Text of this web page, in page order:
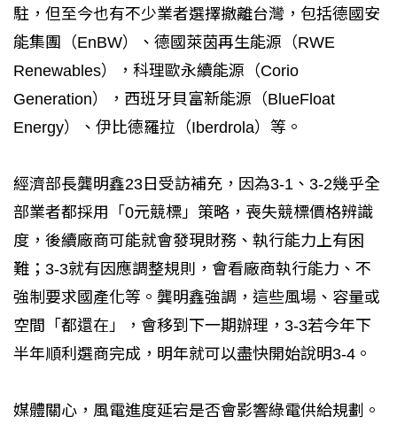
駐，但至今也有不少業者選擇撤離台灣，包括德國安
能集團（EnBW）、德國萊茵再生能源（RWE
Renewables），科理歐永續能源（Corio
Generation），西班牙貝富新能源（BlueFloat
Energy）、伊比德羅拉（Iberdrola）等。
經濟部長龔明鑫23日受訪補充，因為3-1、3-2幾乎全
部業者都採用「0元競標」策略，喪失競標價格辨識
度，後續廠商可能就會發現財務、執行能力上有困
難；3-3就有因應調整規則，會看廠商執行能力、不
強制要求國產化等。龔明鑫強調，這些風場、容量或
空間「都還在」，會移到下一期辦理，3-3若今年下
半年順利選商完成，明年就可以盡快開始說明3-4。
媒體關心，風電進度延宕是否會影響綠電供給規劃。